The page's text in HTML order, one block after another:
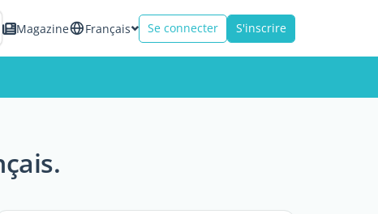
Magazine Français Se connecter S'inscrire